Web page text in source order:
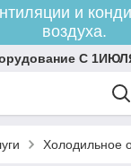
и
воздуха.
С
Холодильное